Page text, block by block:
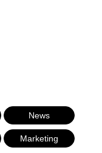
News
Marketing